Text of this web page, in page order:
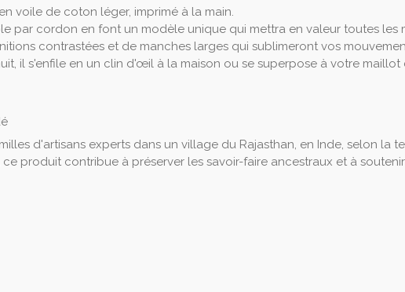
voile de coton léger, imprimé à la main.
par cordon en font un modèle unique qui mettra en valeur toutes les
contrastées et de manches larges qui sublimeront vos
il s'enfile en un clin d'œil à la maison ou se superpose à votre maillot
d'artisans experts dans un village du Rajasthan, en Inde, selon la
produit contribue à préserver les savoir-faire ancestraux et à